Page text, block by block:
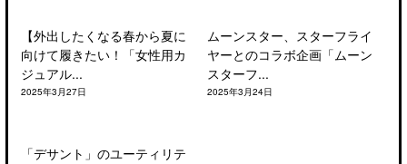
【外出したくなる春から夏に
向けて履きたい！「女性用カ
ジュアル...
2025年3月27日
ムーンスター、スターフライ
ヤーとのコラボ企画「ムーン
スターフ...
2025年3月24日
「デサント」のユーティリテ